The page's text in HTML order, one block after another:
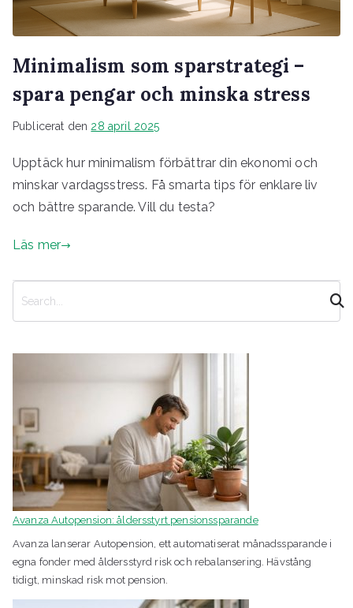
Minimalism som sparstrategi –
spara pengar och minska stress
Publicerat den 28 april 2025
Upptäck hur minimalism förbättrar din ekonomi och
minskar vardagsstress. Få smarta tips för enklare liv
och bättre sparande. Vill du testa?
Läs mer
Avanza Autopension: åldersstyrt pensionssparande
Avanza lanserar Autopension, ett automatiserat månadssparande i
egna fonder med åldersstyrd risk och rebalansering. Hävstång
tidigt, minskad risk mot pension.